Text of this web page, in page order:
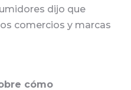
dijo que
comercios y marcas
cómo